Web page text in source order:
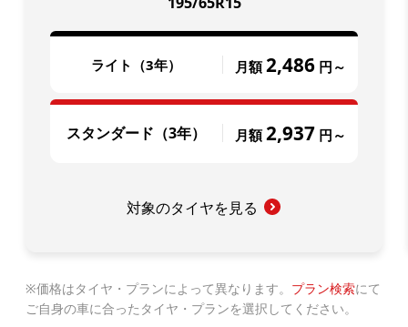
ライト（3年） 月額2,486 円～
スタンダード（3年） 月額2,937 円～
対象のタイヤを見る
価格はタイヤ・プランによって異なります。 プラン検索にて
ご自身の車に合ったタイヤ・プランを選択してください。